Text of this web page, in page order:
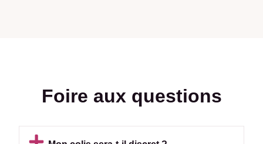
Foire aux questions